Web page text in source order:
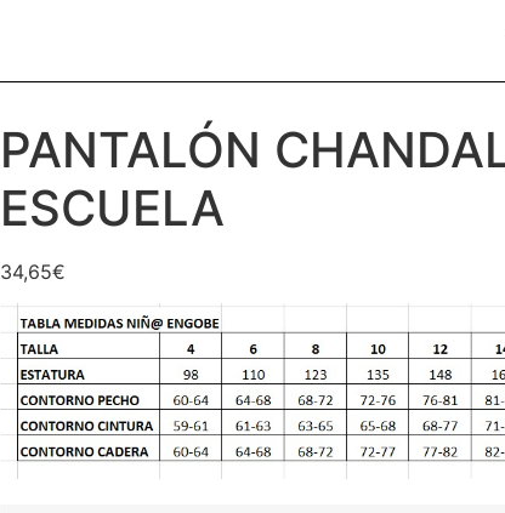
PANTALÓN
ESCUELA
34,65€